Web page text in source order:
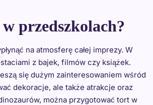
przedszkolach?
na atmosferę całej imprezy. W
z bajek, filmów czy książek.
się dużym zainteresowaniem wśród
dekoracje, ale także atrakcje oraz
można przygotować tort w